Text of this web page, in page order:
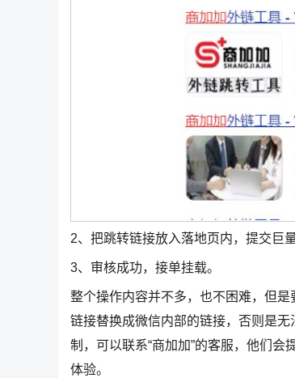
2、把跳转链接放入落地页内，提交巨
3、审核成功，接单挂载。
整个操作内容并不多，也不困难，但
链接替换成微信内部的链接，否则是
制，可以联系“商加加”的客服，他们
体验。